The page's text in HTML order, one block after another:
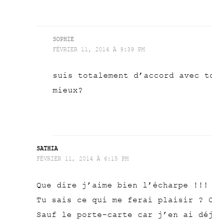
SOPHIE
FÉVRIER 11, 2014 À 9:39 PM
suis totalement d’accord
mieux?
SATHIA
FÉVRIER 11, 2014 À 6:15 PM
Que dire j’aime bien l’écharpe !!!
Tu sais ce qui me ferai plaisir ?
Sauf le porte-carte car j’en ai